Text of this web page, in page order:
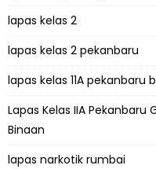
lapas kelas 2
lapas kelas 2 pekanbaru
lapas kelas 11A pekanbaru
Lapas Kelas IIA Pekanbaru
Binaan
lapas narkotik rumbai